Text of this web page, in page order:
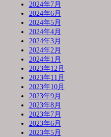
2024年7月
2024年6月
2024年5月
2024年4月
2024年3月
2024年2月
2024年1月
2023年12月
2023年11月
2023年10月
2023年9月
2023年8月
2023年7月
2023年6月
2023年5月